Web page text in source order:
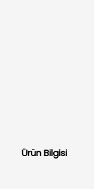
Ürün Bilgisi